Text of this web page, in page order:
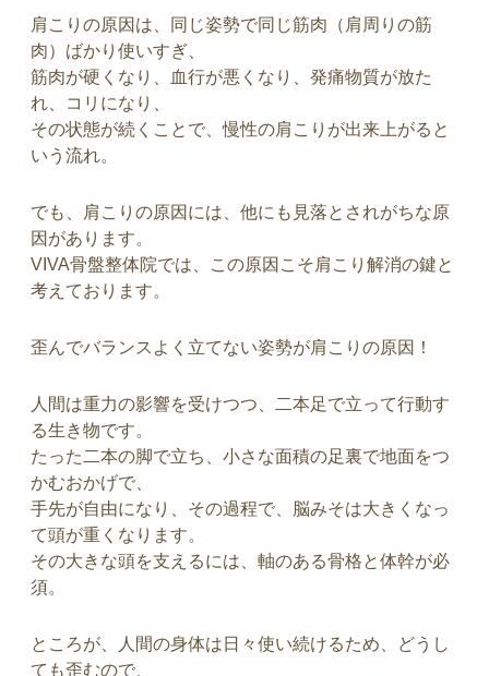
肩こりの原因は、同じ姿勢で同じ筋肉（肩周りの筋
肉）ばかり使いすぎ、
筋肉が硬くなり、血行が悪くなり、発痛物質が放た
れ、コリになり、
その状態が続くことで、慢性の肩こりが出来上がると
いう流れ。
でも、肩こりの原因には、他にも見落とされがちな原
因があります。
VIVA骨盤整体院では、この原因こそ肩こり解消の鍵と
考えております。
歪んでバランスよく立てない姿勢が肩こりの原因！
人間は重力の影響を受けつつ、二本足で立って行動す
る生き物です。
たった二本の脚で立ち、小さな面積の足裏で地面をつ
かむおかげで、
手先が自由になり、その過程で、脳みそは大きくなっ
て頭が重くなります。
その大きな頭を支えるには、軸のある骨格と体幹が必
須。
ところが、人間の身体は日々使い続けるため、どうし
ても歪むので、